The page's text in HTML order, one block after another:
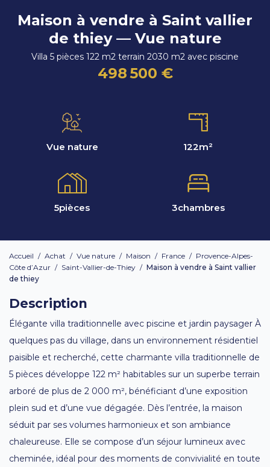
Maison à vendre à Saint vallier
de thiey — Vue nature
Villa 5 pièces 122 m2 terrain 2030 m2 avec piscine
498 500 €
Vue nature 122m²
5pièces 3chambres
Accueil / Achat / Vue nature / Maison / France / Provence-Alpes-
Côte d’Azur / Saint-Vallier-de-Thiey / Maison à vendre à Saint vallier
de thiey
Description
Élégante villa traditionnelle avec piscine et jardin paysager À
quelques pas du village, dans un environnement résidentiel
paisible et recherché, cette charmante villa traditionnelle de
5 pièces développe 122 m² habitables sur un superbe terrain
arboré de plus de 2 000 m², bénéficiant d’une exposition
plein sud et d’une vue dégagée. Dès l’entrée, la maison
séduit par ses volumes harmonieux et son ambiance
chaleureuse. Elle se compose d’un séjour lumineux avec
cheminée, idéal pour des moments de convivialité en toute